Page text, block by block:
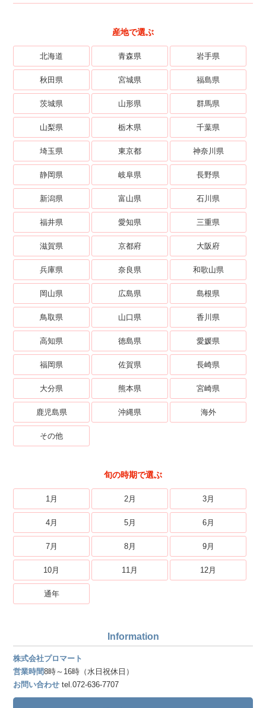
産地で選ぶ
北海道 青森県 岩手県
秋田県 宮城県 福島県
茨城県 山形県 群馬県
山梨県 栃木県 千葉県
埼玉県 東京都 神奈川県
静岡県 岐阜県 長野県
新潟県 富山県 石川県
福井県 愛知県 三重県
滋賀県 京都府 大阪府
兵庫県 奈良県 和歌山県
岡山県 広島県 島根県
鳥取県 山口県 香川県
高知県 徳島県 愛媛県
福岡県 佐賀県 長崎県
大分県 熊本県 宮崎県
鹿児島県 沖縄県 海外
その他
旬の時期で選ぶ
1月 2月 3月
4月 5月 6月
7月 8月 9月
10月 11月 12月
通年
Information
株式会社プロマート
営業時間8時～16時（水日祝休日）
お問い合わせ tel.072-636-7707